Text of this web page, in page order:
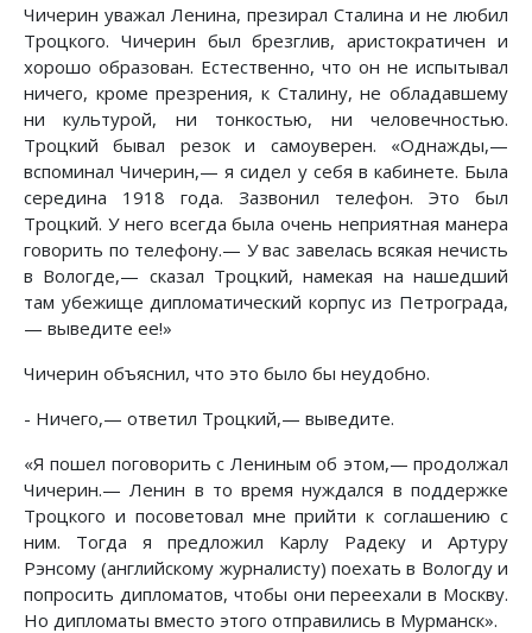
Чичерин уважал Ленина, презирал Сталина и не любил
Троцкого. Чичерин был брезглив, аристократичен и
хорошо образован. Естественно, что он не испытывал
ничего, кроме презрения, к Сталину, не обладавшему
ни культурой, ни тонкостью, ни человечностью.
Троцкий бывал резок и самоуверен. «Однажды,—
вспоминал Чичерин,— я сидел у себя в кабинете. Была
середина 1918 года. Зазвонил телефон. Это был
Троцкий. У него всегда была очень неприятная манера
говорить по телефону.— У вас завелась всякая нечисть
в Вологде,— сказал Троцкий, намекая на нашедший
там убежище дипломатический корпус из Петрограда,
— выведите ее!»
Чичерин объяснил, что это было бы неудобно.
- Ничего,— ответил Троцкий,— выведите.
«Я пошел поговорить с Лениным об этом,— продолжал
Чичерин.— Ленин в то время нуждался в поддержке
Троцкого и посоветовал мне прийти к соглашению с
ним. Тогда я предложил Карлу Радеку и Артуру
Рэнсому (английскому журналисту) поехать в Вологду и
попросить дипломатов, чтобы они переехали в Москву.
Но дипломаты вместо этого отправились в Мурманск».